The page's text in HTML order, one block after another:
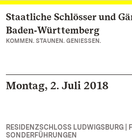
Zum Hauptinhalt springen
Staatliche Schlösser und
Baden‑Württemberg
KOMMEN. STAUNEN. GENIESSEN.
Montag, 2. Juli 2018
RESIDENZSCHLOSS LUDWIGSBURG |
SONDERFÜHRUNGEN